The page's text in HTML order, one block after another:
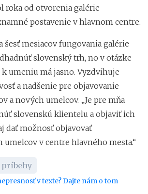
roka od otvorenia galérie
postavenie v hlavnom centre.
šesť mesiacov fungovania galérie
slovenský trh, no v otázke
umeniu má jasno. Vyzdvihuje
a nadšenie pre objavovanie
a nových umelcov. „Je pre mňa
slovenskú klientelu a objaviť ich
dať možnosť objavovať
v centre hlavného mesta.“
príbehy
v texte? Dajte nám o tom